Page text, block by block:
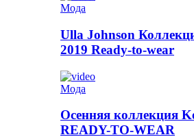
Мода
Ulla Johnson
2019 Ready-to-wear
Мода
Осенняя коллекция
READY-TO-WEAR